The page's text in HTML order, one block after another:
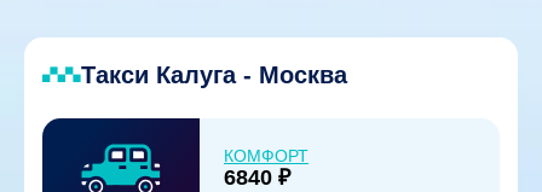
Такси Калуга - Москва
КОМФОРТ
6840 ₽